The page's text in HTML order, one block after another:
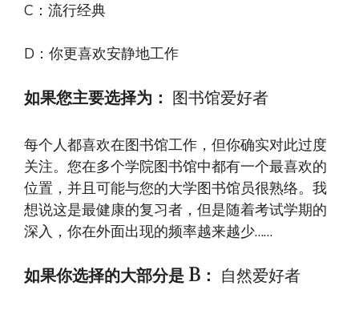
C：流行经典
D：你更喜欢安静地工作
如果您主要选择为： 图书馆爱好者
每个人都喜欢在图书馆工作，但你确实对此过度
关注。您在多个学院图书馆中都有一个最喜欢的
位置，并且可能与您的大学图书馆员很熟络。我
想说这是最健康的复习者，但是随着考试学期的
深入，你在外面出现的频率越来越少……
如果你选择的大部分是 B： 自然爱好者